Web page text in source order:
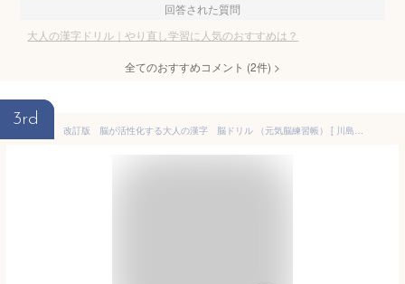
回答された質問
大人の漢字ドリル｜やり直し学習に人気のおすすめは？
全てのおすすめコメント (2件) >
3rd
改訂版 脳が活性化する大人の漢字 脳ドリル （元気脳練習帳） [ 川島隆太 ]